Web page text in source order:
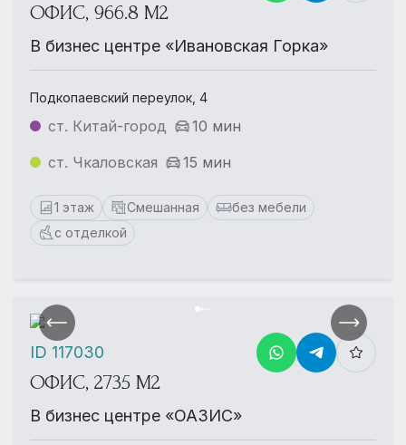
ОФИС, 966.8 М2
В бизнес центре «Ивановская Горка»
Подкопаевский переулок, 4
ст. Китай-город
10 мин
ст. Чкаловская
15 мин
1 этаж Смешанная
без мебели
с отделкой
ОФИС, 2735 М2
В бизнес центре «ОАЗИС»
ID 117030